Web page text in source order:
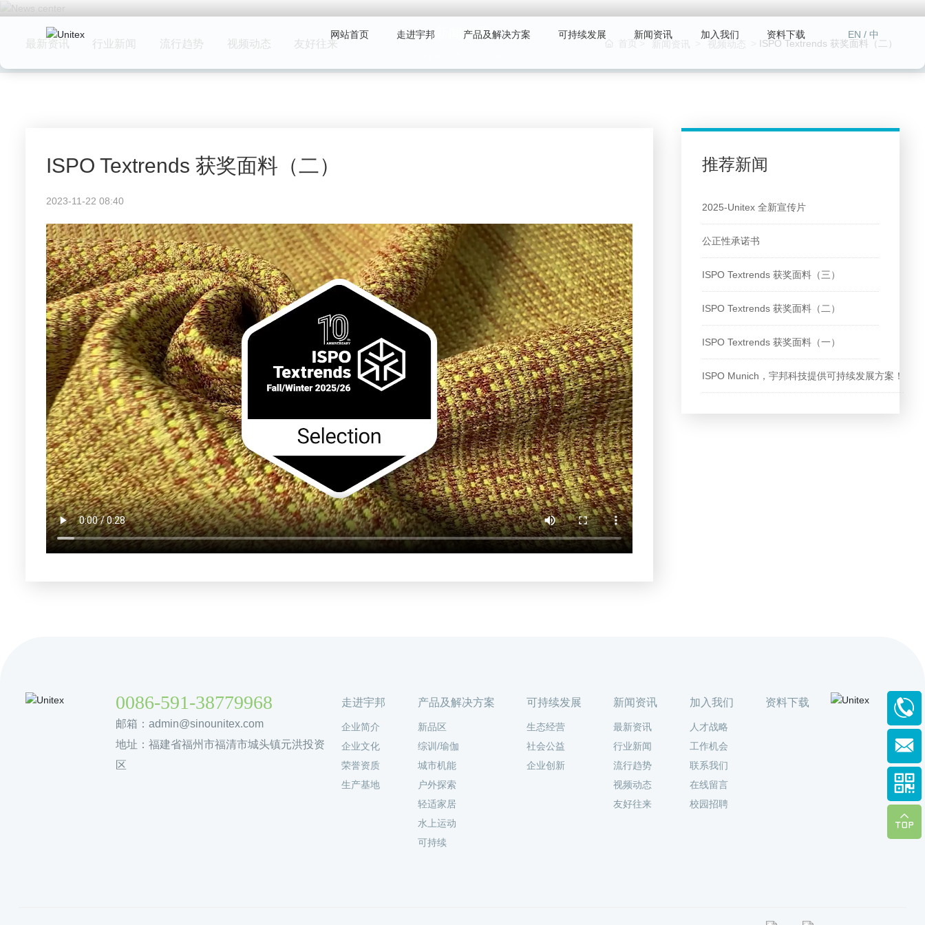
网站首页 走进宇邦 产品及解决方案 可持续发展 新闻资讯 加入我们 资料下载 EN / 中
新闻资讯
最新资讯 行业新闻 流行趋势 视频动态 友好往来 新闻资讯 视频动态 ISPO Textrends 获奖面料（二）
ISPO Textrends 获奖面料（二）
2023-11-22 08:40
推荐新闻
2025-Unitex 全新宣传片
公正性承诺书
ISPO Textrends 获奖面料（三）
ISPO Textrends 获奖面料（二）
ISPO Textrends 获奖面料（一）
ISPO Munich，宇邦科技提供可持续发展方案！
0086-591-38779968
邮箱：admin@sinounitex.com
地址：福建省福州市福清市城头镇元洪投资
区
走进宇邦
企业简介
企业文化
荣誉资质
生产基地
产品及解决方案
新品区
综训/瑜伽
城市机能
户外探索
轻适家居
水上运动
可持续
可持续发展
生态经营
社会公益
企业创新
新闻资讯
最新资讯
行业新闻
流行趋势
视频动态
友好往来
加入我们
人才战略
工作机会
联系我们
在线留言
校园招聘
资料下载



